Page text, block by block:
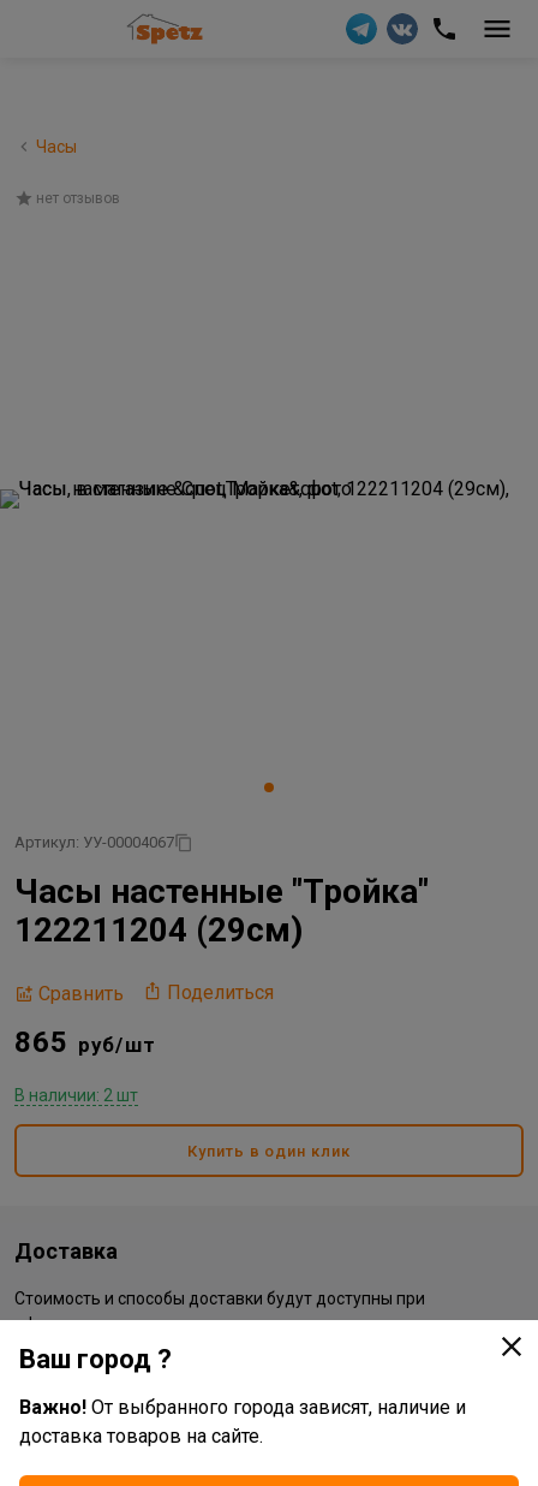
Часы
нет отзывов
Артикул: УУ-00004067
Часы настенные "Тройка"
122211204 (29см)
Сравнить Поделиться
865 руб/шт
В наличии: 2 шт
Купить в один клик
Доставка
Стоимость и способы доставки будут доступны при
оформлении заказа.
Характеристики
Ваш город ?
Важно! От выбранного города зависят, наличие и
доставка товаров на сайте.